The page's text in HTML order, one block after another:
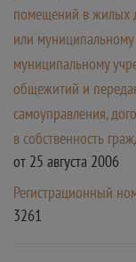
помещений в жилых
или
муниципальному
общежитий и
самоуправления,
в собственность
от 25 августа 2006
Регистрационный
3261